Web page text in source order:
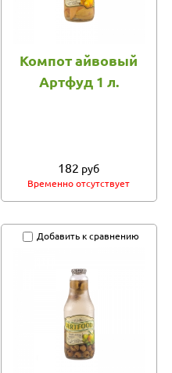
Компот айвовый
Артфуд 1 л.
182 руб
Временно отсутствует
Добавить к сравнению